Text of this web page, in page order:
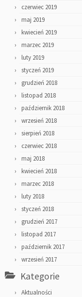
czerwiec 2019
maj 2019
kwiecień 2019
marzec 2019
luty 2019
styczeń 2019
grudzień 2018
listopad 2018
październik 2018
wrzesień 2018
sierpień 2018
czerwiec 2018
maj 2018
kwiecień 2018
marzec 2018
luty 2018
styczeń 2018
grudzień 2017
listopad 2017
październik 2017
wrzesień 2017
Kategorie
Aktualności